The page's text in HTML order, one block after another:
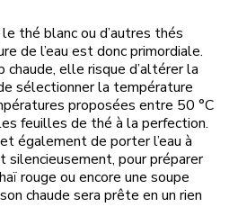
thé blanc ou d’autres thés
de l’eau est donc primordiale.
elle risque d’altérer la
sélectionner la température
proposées entre 50 °C
feuilles de thé à la perfection.
également de porter l’eau à
pour préparer
rouge ou encore une soupe
chaude sera prête en un rien